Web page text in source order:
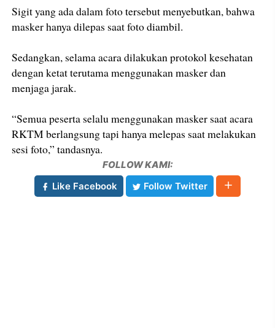
Sigit yang ada dalam foto tersebut menyebutkan, bahwa
masker hanya dilepas saat foto diambil.
Sedangkan, selama acara dilakukan protokol kesehatan
dengan ketat terutama menggunakan masker dan
menjaga jarak.
“Semua peserta selalu menggunakan masker saat acara
RKTM berlangsung tapi hanya melepas saat melakukan
sesi foto,” tandasnya.
FOLLOW KAMI:
Like Facebook
Follow Twitter